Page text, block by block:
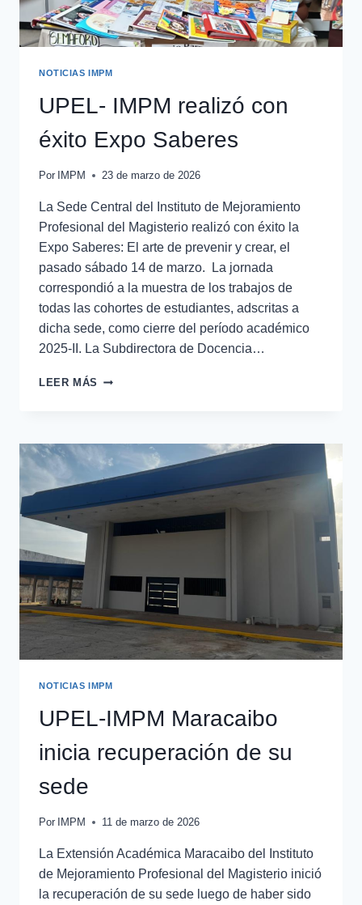
NOTICIAS IMPM
UPEL- IMPM realizó con
éxito Expo Saberes
Por IMPM 23 de marzo de 2026
La Sede Central del Instituto de Mejoramiento
Profesional del Magisterio realizó con éxito la
Expo Saberes: El arte de prevenir y crear, el
pasado sábado 14 de marzo. La jornada
correspondió a la muestra de los trabajos de
todas las cohortes de estudiantes, adscritas a
dicha sede, como cierre del período académico
2025-II. La Subdirectora de Docencia…
LEER MÁS
NOTICIAS IMPM
UPEL-IMPM Maracaibo
inicia recuperación de su
sede
Por IMPM 11 de marzo de 2026
La Extensión Académica Maracaibo del Instituto
de Mejoramiento Profesional del Magisterio inició
la recuperación de su sede luego de haber sido